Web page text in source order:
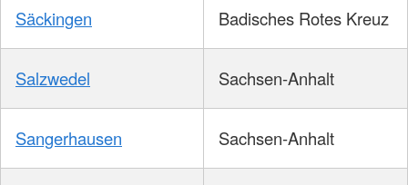
Säckingen Badisches Rotes Kreuz
Salzwedel Sachsen-Anhalt
Sangerhausen Sachsen-Anhalt